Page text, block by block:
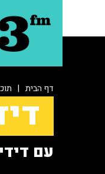
דף הבית |
עם